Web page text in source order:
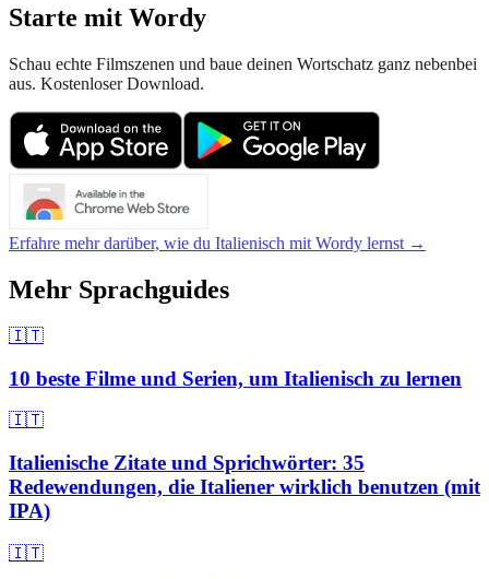
Starte mit Wordy
Schau echte Filmszenen und baue deinen Wortschatz ganz nebenbei
aus. Kostenloser Download.
Erfahre mehr darüber, wie du Italienisch mit Wordy lernst →
Mehr Sprachguides
🇮🇹
10 beste Filme und Serien, um Italienisch zu lernen
🇮🇹
Italienische Zitate und Sprichwörter: 35
Redewendungen, die Italiener wirklich benutzen (mit
IPA)
🇮🇹